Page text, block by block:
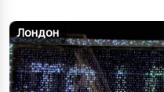
Лондон